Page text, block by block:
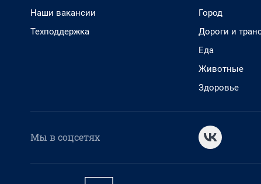
Наши вакансии
Техподдержка
Город
Дороги и
Еда
Животные
Здоровье
Мы в соцсетях